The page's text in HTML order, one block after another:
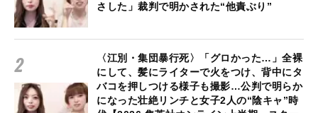
さした」裁判で明かされた“他責ぶり”
〈江別・集団暴行死〉「グロかった…」全裸
にして、髪にライターで火をつけ、背中にタ
バコを押しつける様子も撮影…公判で明らか
になった壮絶リンチと女子2人の“陰キャ”時